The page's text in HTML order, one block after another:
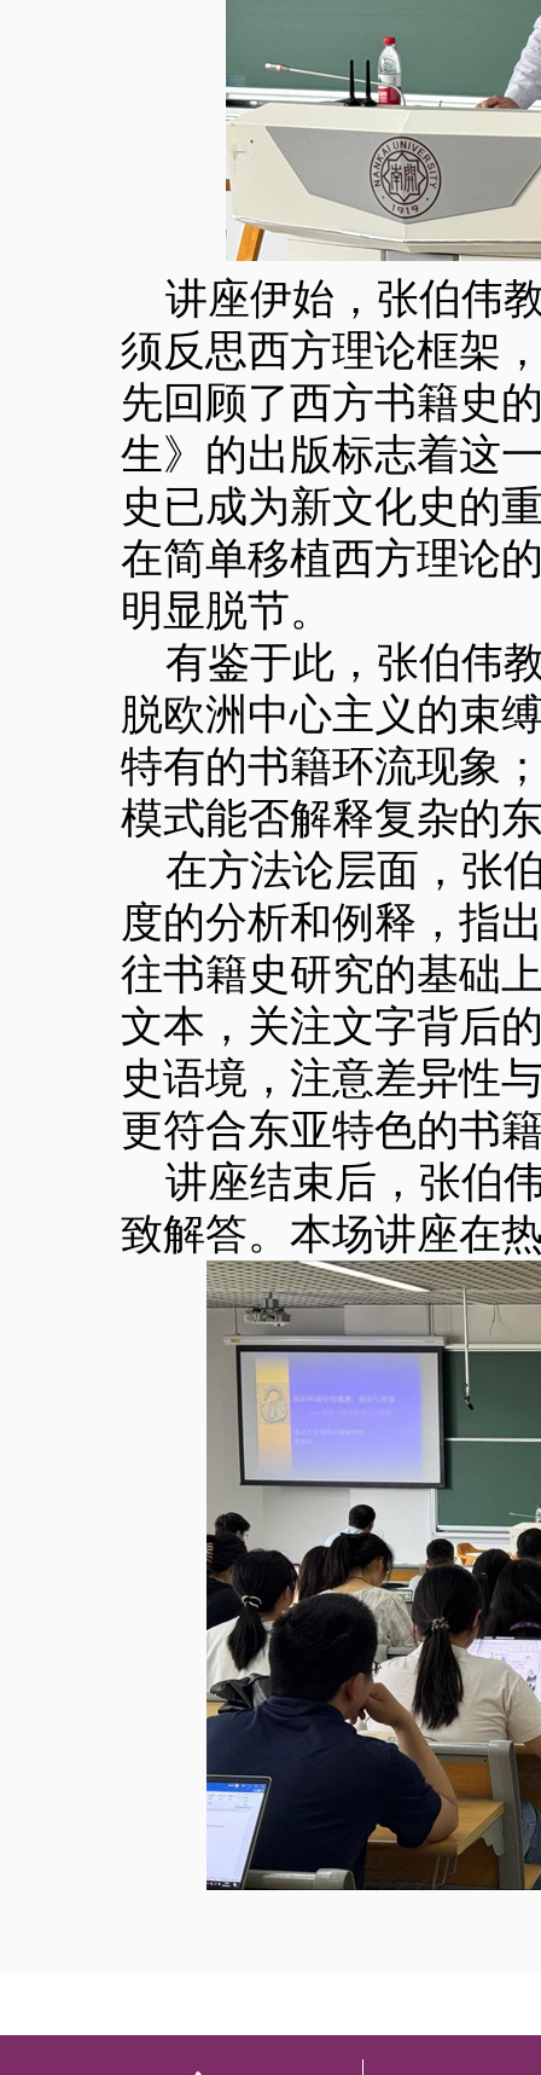
讲座伊始，张伯伟
须反思西方理论框架
先回顾了西方书籍史
生》的出版标志着这
史已成为新文化史的
在简单移植西方理论
明显脱节。
有鉴于此，张伯伟
脱欧洲中心主义的束
特有的书籍环流现象
模式能否解释复杂的
在方法论层面，张
度的分析和例释，指
往书籍史研究的基础
文本，关注文字背后
史语境，注意差异性
更符合东亚特色的书
讲座结束后，张伯
致解答。本场讲座在